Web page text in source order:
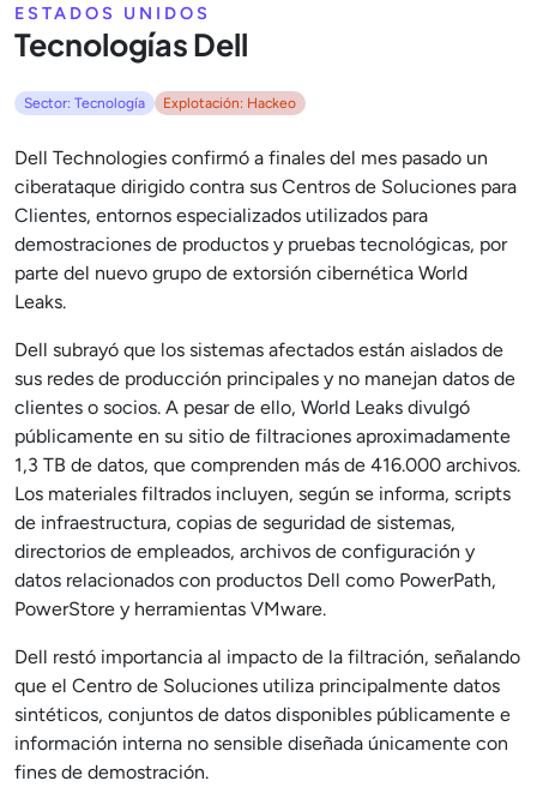
ESTADOS UNIDOS
Tecnologías Dell
Sector: Tecnología Explotación: Hackeo
Dell Technologies confirmó a finales del mes pasado un
ciberataque dirigido contra sus Centros de Soluciones para
Clientes, entornos especializados utilizados para
demostraciones de productos y pruebas tecnológicas, por
parte del nuevo grupo de extorsión cibernética World
Leaks.
Dell subrayó que los sistemas afectados están aislados de
sus redes de producción principales y no manejan datos de
clientes o socios. A pesar de ello, World Leaks divulgó
públicamente en su sitio de filtraciones aproximadamente
1,3 TB de datos, que comprenden más de 416.000 archivos.
Los materiales filtrados incluyen, según se informa, scripts
de infraestructura, copias de seguridad de sistemas,
directorios de empleados, archivos de configuración y
datos relacionados con productos Dell como PowerPath,
PowerStore y herramientas VMware.
Dell restó importancia al impacto de la filtración, señalando
que el Centro de Soluciones utiliza principalmente datos
sintéticos, conjuntos de datos disponibles públicamente e
información interna no sensible diseñada únicamente con
fines de demostración.